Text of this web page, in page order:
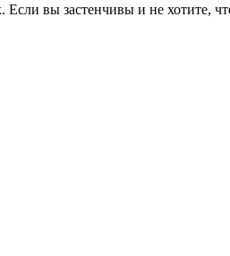
вы застенчивы и не хотите,